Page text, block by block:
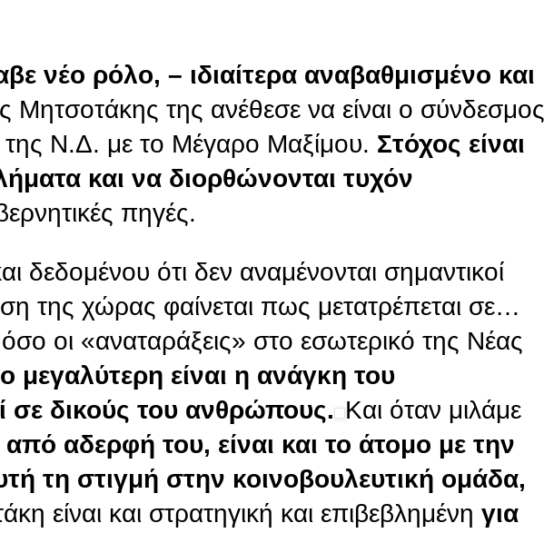
νέο ρόλο, – ιδιαίτερα αναβαθμισμένο και
Μητσοτάκης της ανέθεσε να είναι ο σύνδεσμος
της Ν.Δ. με το Μέγαρο Μαξίμου. Στόχος είναι
και να διορθώνονται τυχόν
πηγές.
δεδομένου ότι δεν αναμένονται σημαντικοί
της χώρας φαίνεται πως μετατρέπεται σε…
οι «αναταράξεις» στο εσωτερικό της Νέας
μεγαλύτερη είναι η ανάγκη του
σε δικούς του ανθρώπους. Και όταν μιλάμε
αδερφή του, είναι και το άτομο με την
τη στιγμή στην κοινοβουλευτική ομάδα,
είναι και στρατηγική και επιβεβλημένη για